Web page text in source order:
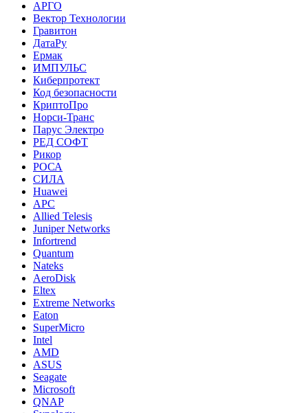
АРГО
Вектор Технологии
Гравитон
ДатаРу
Ермак
ИМПУЛЬС
Киберпротект
Код безопасности
КриптоПро
Норси-Транс
Парус Электро
РЕД СОФТ
Рикор
РОСА
СИЛА
Huawei
APC
Allied Telesis
Juniper Networks
Infortrend
Quantum
Nateks
AeroDisk
Eltex
Extreme Networks
Eaton
SuperMicro
Intel
AMD
ASUS
Seagate
Microsoft
QNAP